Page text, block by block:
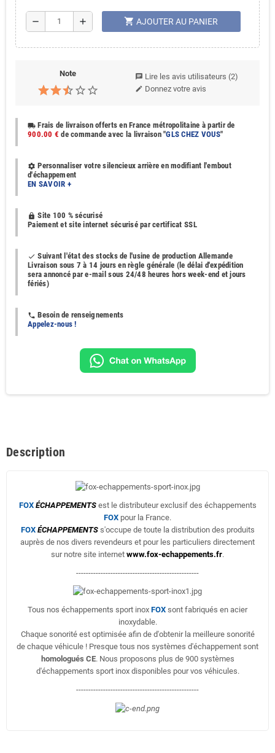
remove add shopping_cart AJOUTER AU PANIER
Note chat Lire les avis utilisateurs (2)
edit Donnez votre avis
local_shipping Frais de livraison offerts en France métropolitaine à partir de
900.00 € de commande avec la livraison "GLS CHEZ VOUS"
settings Personnaliser votre silencieux arrière en modifiant l'embout
d'échappement
EN SAVOIR +
https Site 100 % sécurisé
Paiement et site internet sécurisé par certificat SSL
done Suivant l'état des stocks de l'usine de production Allemande
Livraison sous 7 à 14 jours en règle générale (le délai d'expédition
sera annoncé par e-mail sous 24/48 heures hors week-end et jours
fériés)
phone Besoin de renseignements
Appelez-nous !
Description
FOX ÉCHAPPEMENTSest le distributeur exclusif des échappements
FOX pour la France.
FOX ÉCHAPPEMENTSs'occupe de toute la distribution des produits
auprès de nos divers revendeurs et pour les particuliers directement
sur notre site internet www.fox-echappements.fr.
--------------------------------------------------
Tous nos échappements sport inox FOX sont fabriqués en acier
inoxydable.
Chaque sonorité est optimisée afin de d'obtenir la meilleure sonorité
de chaque véhicule ! Presque tous nos systèmes d'échappement sont
homologués CE. Nous proposons plus de 900 systèmes
d'échappements sport inox disponibles pour vos véhicules.
--------------------------------------------------